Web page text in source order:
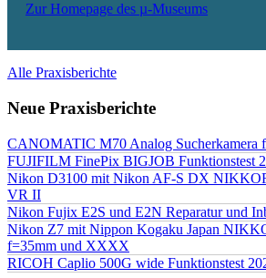
Zur Homepage des µ-Museums
Alle Praxisberichte
Neue Praxisberichte
CANOMATIC M70 Analog Sucherkamera
FUJIFILM FinePix BIGJOB Funktionstest
Nikon D3100 mit Nikon AF-S DX
VR II
Nikon Fujix E2S und E2N Reparatur und
Nikon Z7 mit Nippon Kogaku Japan
f=35mm und XXXX
RICOH Caplio 500G wide Funktionstest